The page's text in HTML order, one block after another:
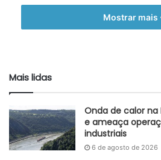
De janeiro a julho de 2025, os
cerca de 4 mil toneladas de
Autoral GlobalKem |
Fonte GlobalKem
Etiquetas antidumping Brasil
Estados Unidos
indústria nacional
Mostrar mais
Mais lidas
Onda de calor na
e ameaça
industriais
6 de agosto de 2026